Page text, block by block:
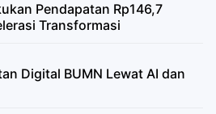
Pendapatan Rp146,7
Transformasi
Digital BUMN Lewat AI dan